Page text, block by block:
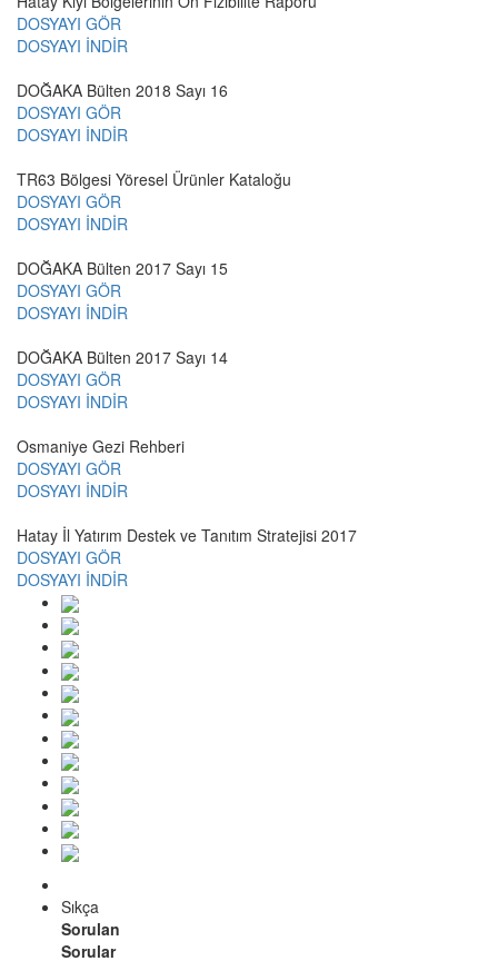
DOSYAYI GÖR
DOSYAYI İNDİR
DOĞAKA Bülten 2018 Sayı 16
DOSYAYI GÖR
DOSYAYI İNDİR
TR63 Bölgesi Yöresel Ürünler Kataloğu
DOSYAYI GÖR
DOSYAYI İNDİR
DOĞAKA Bülten 2017 Sayı 15
DOSYAYI GÖR
DOSYAYI İNDİR
DOĞAKA Bülten 2017 Sayı 14
DOSYAYI GÖR
DOSYAYI İNDİR
Osmaniye Gezi Rehberi
DOSYAYI GÖR
DOSYAYI İNDİR
Hatay İl Yatırım Destek ve Tanıtım Stratejisi 2017
DOSYAYI GÖR
DOSYAYI İNDİR
Sıkça
Sorulan
Sorular